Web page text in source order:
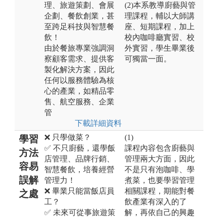
理、旅遊策劃、會展
企劃、餐飲創業，甚
至跨足科技與智慧餐
飲！
由於餐旅專業強調洞
察顧客需求、提供客
製化解決方案，因此
任何以服務體驗為核
心的產業，如精品零
售、航空服務、企業
管
下載詳細資料
(2)本系教導廚藝與管
理課程，輔以大師講
座、短期課程，加上
校內咖啡廳實習、校
外實習，學生畢業後
可獨當一面。
學習
方法
容易
誤解
之處
❌ 只學做菜？
✅ 不只廚藝，還學飯
店管理、品牌行銷、
智慧餐飲，培養經營
管理力！
❌ 畢業只能當飯店員
工？
✅ 未來可從事旅遊策
(1)
課程內容包含廚藝與
管理兩大方面，因此
不是只有泡咖啡、學
煮菜，也要學習管理
相關課程，期能對餐
飲產業有深入的了
解，再依自己的興趣